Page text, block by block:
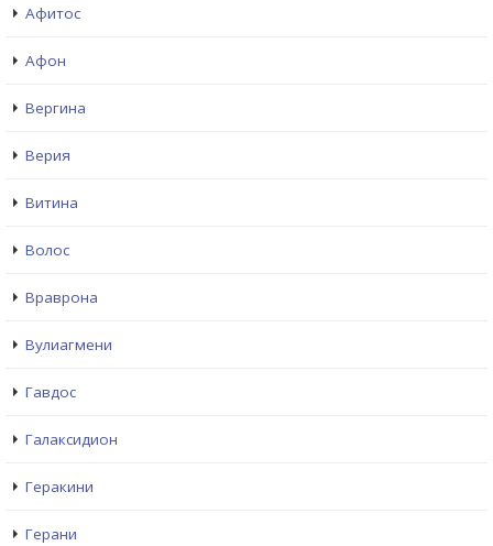
Афитос
Афон
Вергина
Верия
Витина
Волос
Враврона
Вулиагмени
Гавдос
Галаксидион
Геракини
Герани